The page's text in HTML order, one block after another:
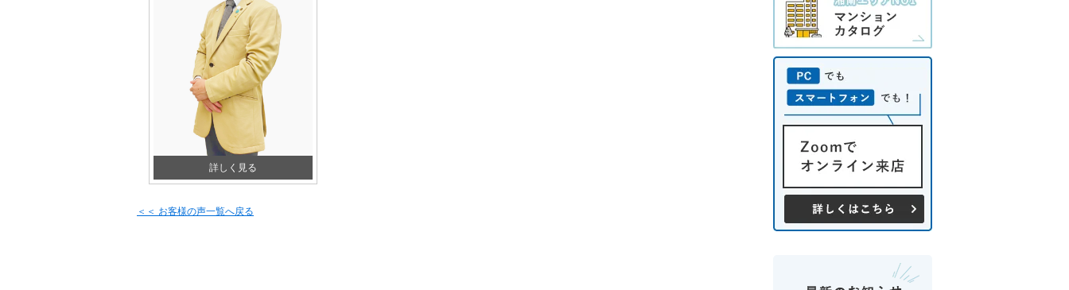
詳しく見る
＜＜ お客様の声一覧へ戻る